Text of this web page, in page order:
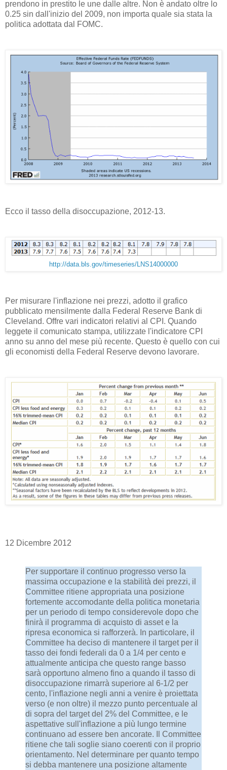
prendono in prestito le une dalle altre. Non è andato oltre lo
0.25 sin dall'inizio del 2009, non importa quale sia stata la
politica adottata dal FOMC.
Ecco il tasso della disoccupazione, 2012-13.
http://data.bls.gov/timeseries/LNS14000000
Per misurare l'inflazione nei prezzi, adotto il grafico
pubblicato mensilmente dalla Federal Reserve Bank di
Cleveland. Offre vari indicatori relativi al CPI. Quando
leggete il comunicato stampa, utilizzate l'indicatore CPI
anno su anno del mese più recente. Questo è quello con cui
gli economisti della Federal Reserve devono lavorare.
12 Dicembre 2012
Per supportare il continuo progresso verso la
massima occupazione e la stabilità dei prezzi, il
Committee ritiene appropriata una posizione
fortemente accomodante della politica monetaria
per un periodo di tempo considerevole dopo che
finirà il programma di acquisto di asset e la
ripresa economica si rafforzerà. In particolare, il
Committee ha deciso di mantenere il target per il
tasso dei fondi federali da 0 a 1/4 per cento e
attualmente anticipa che questo range basso
sarà opportuno almeno fino a quando il tasso di
disoccupazione rimarrà superiore al 6-1/2 per
cento, l'inflazione negli anni a venire è proiettata
verso (e non oltre) il mezzo punto percentuale al
di sopra del target del 2% del Committee, e le
aspettative sull'inflazione a più lungo termine
continuano ad essere ben ancorate. Il Committee
ritiene che tali soglie siano coerenti con il proprio
orientamento. Nel determinare per quanto tempo
si debba mantenere una posizione altamente